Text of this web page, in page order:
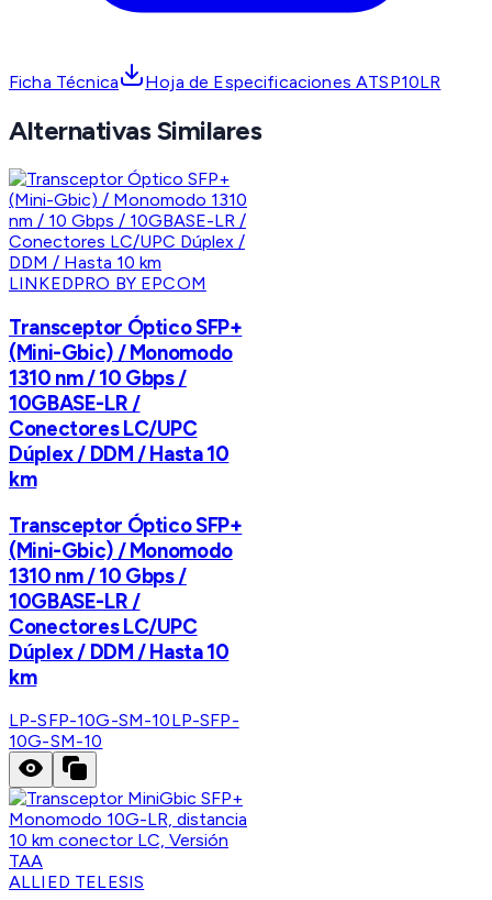
Ficha Técnica Hoja de Especificaciones ATSP10LR
Alternativas Similares
LINKEDPRO BY EPCOM
Transceptor Óptico SFP+
(Mini-Gbic) / Monomodo
1310 nm / 10 Gbps /
10GBASE-LR /
Conectores LC/UPC
Dúplex / DDM / Hasta 10
km
Transceptor Óptico SFP+
(Mini-Gbic) / Monomodo
1310 nm / 10 Gbps /
10GBASE-LR /
Conectores LC/UPC
Dúplex / DDM / Hasta 10
km
LP-SFP-10G-SM-10LP-SFP-
10G-SM-10
ALLIED TELESIS